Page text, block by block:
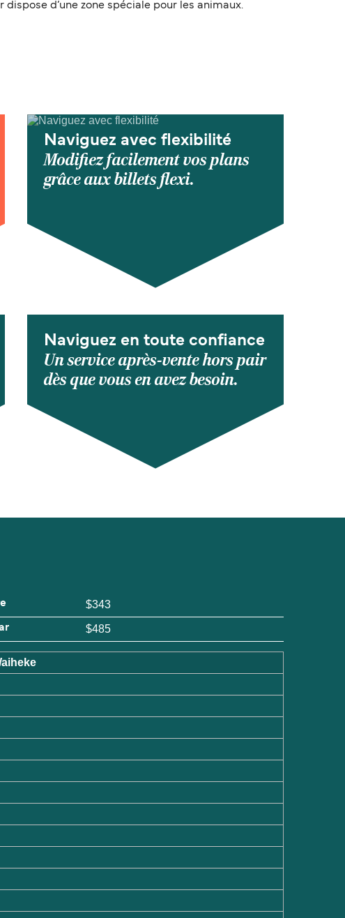
d’une zone spéciale pour les animaux.
Naviguez avec flexibilité
Modifiez facilement vos plans
grâce aux billets flexi.
Naviguez en toute confiance
Un service après-vente hors pair
dès que vous en avez besoin.
$343
$485